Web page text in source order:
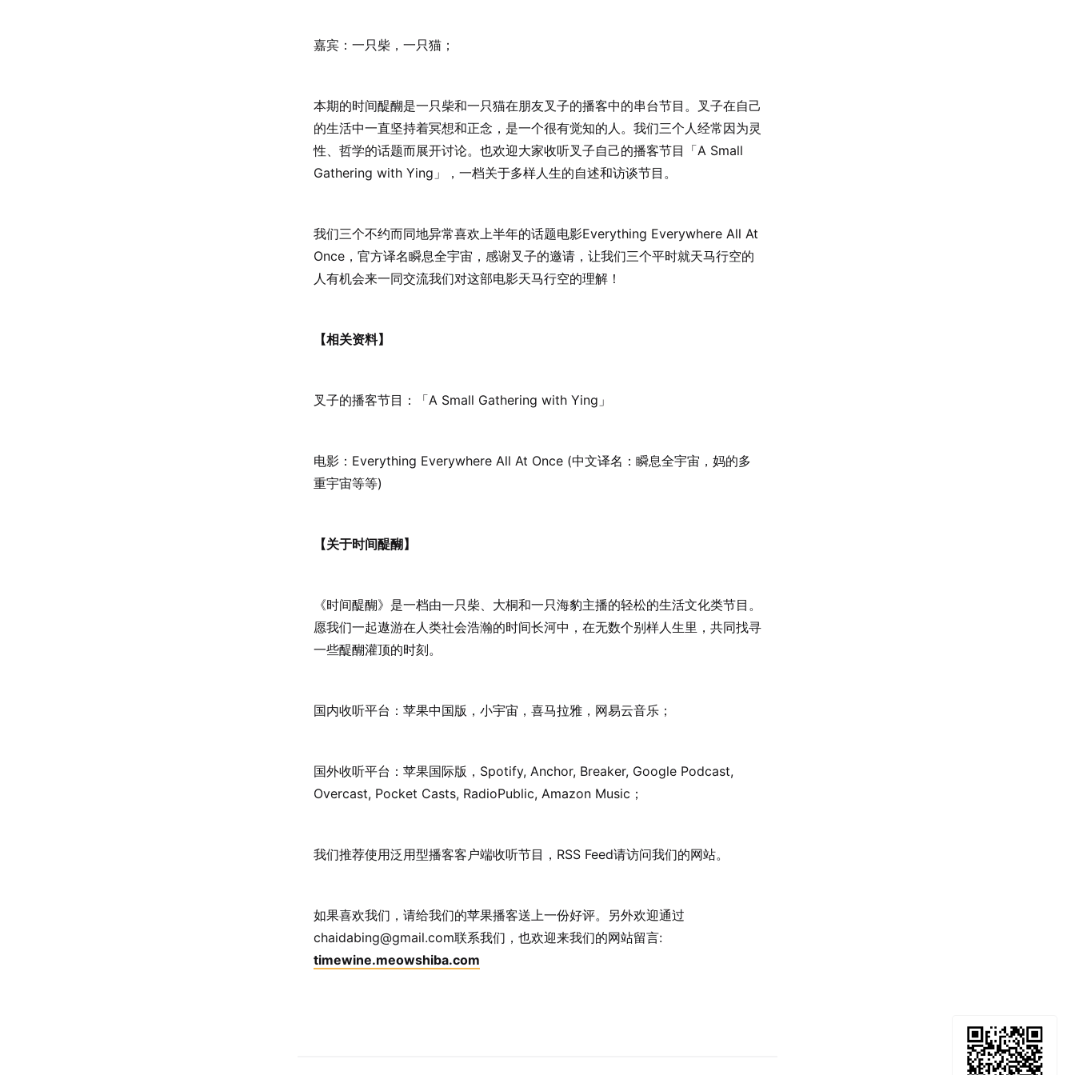
嘉宾：一只柴，一只猫；
本期的时间醍醐是一只柴和一只猫在朋友叉子的播客中的串台节目。叉子在自己
的生活中一直坚持着冥想和正念，是一个很有觉知的人。我们三个人经常因为灵
性、哲学的话题而展开讨论。也欢迎大家收听叉子自己的播客节目「A Small
Gathering with Ying」，一档关于多样人生的自述和访谈节目。
我们三个不约而同地异常喜欢上半年的话题电影Everything Everywhere All At
Once，官方译名瞬息全宇宙，感谢叉子的邀请，让我们三个平时就天马行空的
人有机会来一同交流我们对这部电影天马行空的理解！
【相关资料】
叉子的播客节目：「A Small Gathering with Ying 」
电影：Everything Everywhere All At Once (中文译名：瞬息全宇宙，妈的多
重宇宙等等)
【关于时间醍醐】
《时间醍醐》是一档由一只柴、大桐和一只海豹主播的轻松的生活文化类节目。
愿我们一起遨游在人类社会浩瀚的时间长河中，在无数个别样人生里，共同找寻
一些醍醐灌顶的时刻。
国内收听平台：苹果中国版，小宇宙，喜马拉雅，网易云音乐；
国外收听平台：苹果国际版，Spotify, Anchor, Breaker, Google Podcast,
Overcast, Pocket Casts, RadioPublic, Amazon Music；
我们推荐使用泛用型播客客户端收听节目，RSS Feed请访问我们的网站。
如果喜欢我们，请给我们的苹果播客送上一份好评。另外欢迎通过
chaidabing@gmail.com联系我们，也欢迎来我们的网站留言:
timewine.meowshiba.com